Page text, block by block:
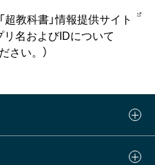
教科書」情報提供サイト
リ名およびIDについて
さい。）